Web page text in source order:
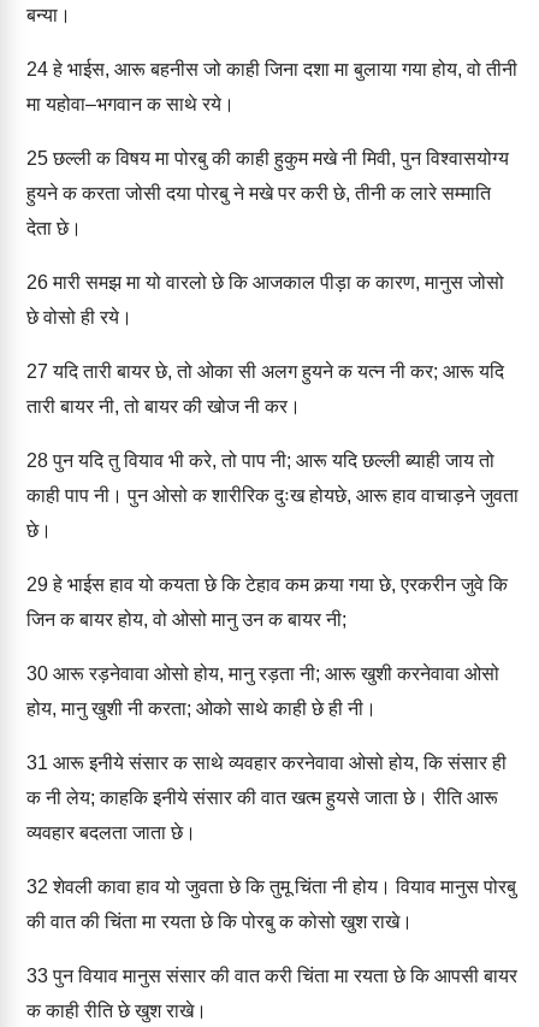
बन्या।
24हे भाईस, आरू बहनीस जो काही जिना दशा मा बुलाया गया होय, वो तीनी
मा यहोवा–भगवान क साथे रये।
25छल्ली क विषय मा पोरबु की काही हुकुम मखे नी मिवी, पुन विश्वासयोग्य
हुयने क करता जोसी दया पोरबु ने मखे पर करी छे, तीनी क लारे सम्माति
देता छे।
26मारी समझ मा यो वारलो छे कि आजकाल पीड़ा क कारण, मानुस जोसो
छे वोसो ही रये।
27 यदि तारी बायर छे, तो ओका सी अलग हुयने क यत्न नी कर; आरू यदि
तारी बायर नी, तो बायर की खोज नी कर।
28पुन यदि तु वियाव भी करे, तो पाप नी; आरू यदि छल्ली ब्याही जाय तो
काही पाप नी। पुन ओसो क शारीरिक दुःख होयछे, आरू हाव वाचाड़ने जुवता
छे।
29हे भाईस हाव यो कयता छे कि टेहाव कम कर्‍या गया छे, एरकरीन जुवे कि
जिन क बायर होय, वो ओसो मानु उन क बायर नी;
30 आरू रड़नेवावा ओसो होय, मानु रड़ता नी; आरू खुशी करनेवावा ओसो
होय, मानु खुशी नी करता; ओको साथे काही छे ही नी।
31 आरू इनीये संसार क साथे व्यवहार करनेवावा ओसो होय, कि संसार ही
क नी लेय; काहकि इनीये संसार की वात खत्म हुयसे जाता छे। रीति आरू
व्यवहार बदलता जाता छे।
32 शेवली कावा हाव यो जुवता छे कि तुमू चिंता नी होय। वियाव मानुस पोरबु
की वात की चिंता मा रयता छे कि पोरबु क कोसो खुश राखे।
33पुन वियाव मानुस संसार की वात करी चिंता मा रयता छे कि आपसी बायर
क काही रीति छे खुश राखे।